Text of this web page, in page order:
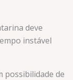
deve
instável
possibilidade de